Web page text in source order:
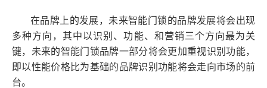
在品牌上的发展，未来智能门锁的品牌发展将会出现
多种方向，其中以识别、功能、和营销三个方向最为关
键，未来的智能门锁品牌一部分将会更加重视识别功能，
即以性能价格比为基础的品牌识别功能将会走向市场的前
台。